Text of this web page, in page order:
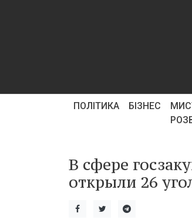
ПОЛІТИКА БІЗНЕС
В сфере
открыли 26